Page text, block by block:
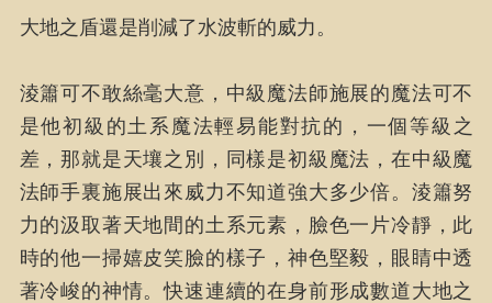
大地之盾還是削減了水波斬的威力。
淩簫可不敢絲毫大意，中級魔法師施展的魔法可不
是他初級的土系魔法輕易能對抗的，一個等級之
差，那就是天壤之別，同樣是初級魔法，在中級魔
法師手裏施展出來威力不知道強大多少倍。淩簫努
力的汲取著天地間的土系元素，臉色一片冷靜，此
時的他一掃嬉皮笑臉的樣子，神色堅毅，眼睛中透
著冷峻的神情。快速連續的在身前形成數道大地之